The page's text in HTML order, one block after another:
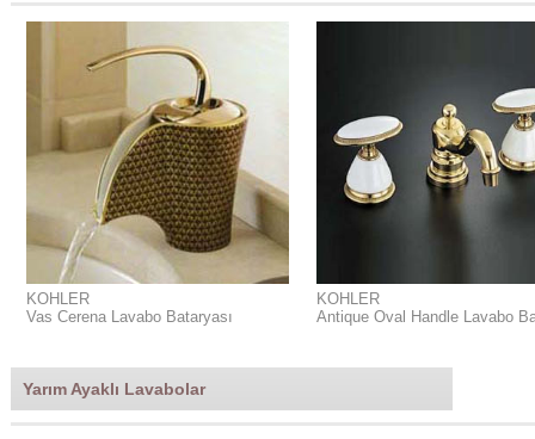
KOHLER
Vas Cerena Lavabo Bataryası
KOHLER
Antique Oval Handle Lavabo
Yarım Ayaklı Lavabolar